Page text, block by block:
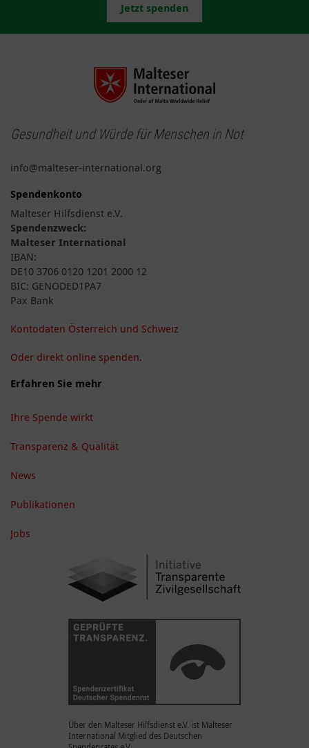
Jetzt spenden
Gesundheit und Würde für Menschen in Not
info@malteser-international.org
Spendenkonto
Malteser Hilfsdienst e.V.
Spendenzweck:
Malteser International
IBAN:
DE10 3706 0120 1201 2000 12
BIC: GENODED1PA7
Pax Bank
Kontodaten Österreich und Schweiz
Oder direkt online spenden.
Erfahren Sie mehr
Ihre Spende wirkt
Transparenz & Qualität
News
Publikationen
Jobs
Über den Malteser Hilfsdienst e.V. ist Malteser
International Mitglied des Deutschen